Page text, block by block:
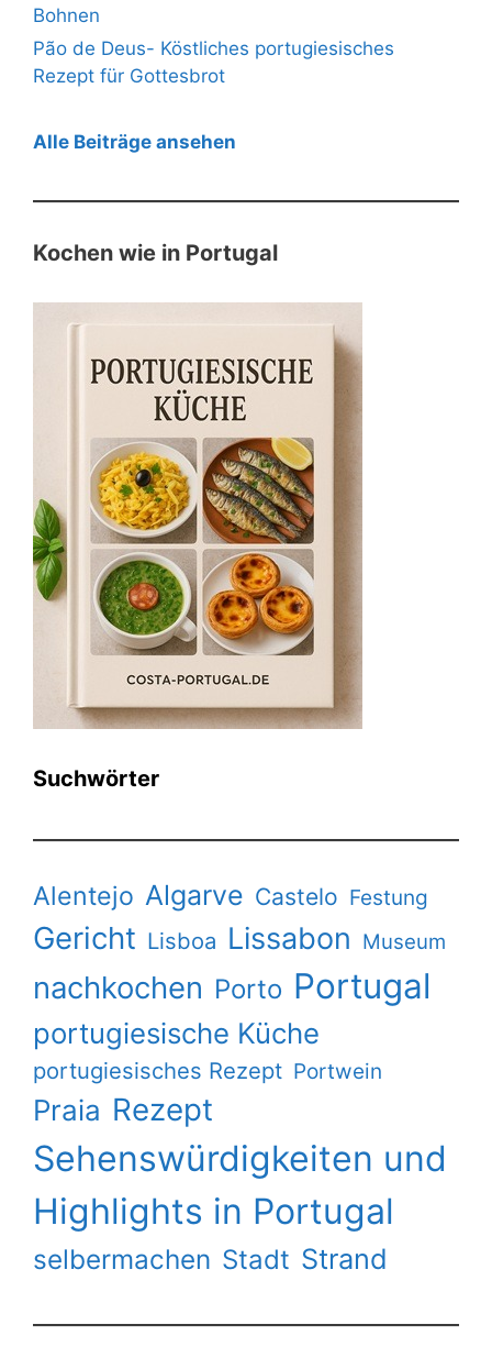
Bohnen
Pão de Deus- Köstliches portugiesisches
Rezept für Gottesbrot
Alle Beiträge ansehen
Kochen wie in Portugal
Suchwörter
Alentejo Algarve Castelo Festung
Gericht Lisboa Lissabon Museum
nachkochen Porto Portugal
portugiesische Küche
portugiesisches Rezept Portwein
Praia Rezept
Sehenswürdigkeiten und
Highlights in Portugal
selbermachen Stadt Strand